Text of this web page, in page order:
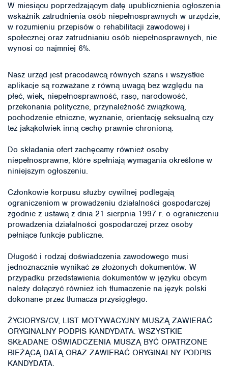
W miesiącu poprzedzającym datę upublicznienia ogłoszenia
wskaźnik zatrudnienia osób niepełnosprawnych w urzędzie,
w rozumieniu przepisów o rehabilitacji zawodowej i
społecznej oraz zatrudnianiu osób niepełnosprawnych, nie
wynosi co najmniej 6%.
Nasz urząd jest pracodawcą równych szans i wszystkie
aplikacje są rozważane z równą uwagą bez względu na
płeć, wiek, niepełnosprawność, rasę, narodowość,
przekonania polityczne, przynależność związkową,
pochodzenie etniczne, wyznanie, orientację seksualną czy
też jakąkolwiek inną cechę prawnie chronioną.
Do składania ofert zachęcamy również osoby
niepełnosprawne, które spełniają wymagania określone w
niniejszym ogłoszeniu.
Członkowie korpusu służby cywilnej podlegają
ograniczeniom w prowadzeniu działalności gospodarczej
zgodnie z ustawą z dnia 21 sierpnia 1997 r. o ograniczeniu
prowadzenia działalności gospodarczej przez osoby
pełniące funkcje publiczne.
Długość i rodzaj doświadczenia zawodowego musi
jednoznacznie wynikać ze złożonych dokumentów. W
przypadku przedstawienia dokumentów w języku obcym
należy dołączyć również ich tłumaczenie na język polski
dokonane przez tłumacza przysięgłego.
ŻYCIORYS/CV, LIST MOTYWACYJNY MUSZĄ ZAWIERAĆ
ORYGINALNY PODPIS KANDYDATA. WSZYSTKIE
SKŁADANE OŚWIADCZENIA MUSZĄ BYĆ OPATRZONE
BIEŻĄCĄ DATĄ ORAZ ZAWIERAĆ ORYGINALNY PODPIS
KANDYDATA.